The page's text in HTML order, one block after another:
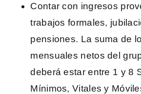
Contar con ingresos
trabajos formales,
pensiones. La suma de
mensuales netos del
deberá estar entre 1 y 8
Mínimos, Vitales y